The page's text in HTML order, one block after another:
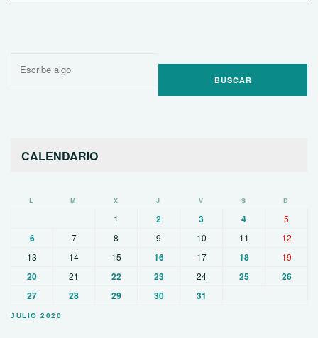
Buscar
CALENDARIO
JULIO 2020
L M X J V S D
1 2 3 4 5
6 7 8 9 10 11
12
13
14 15 16 17 18 19
20 21 22 23 24 25
26
27
28 29 30 31